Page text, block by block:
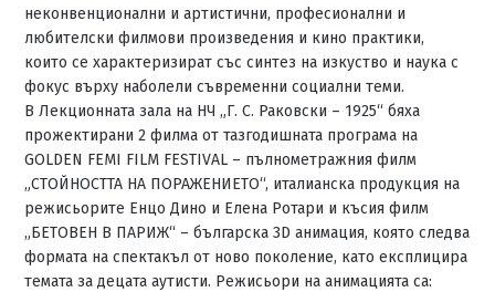
неконвенционални и артистични, професионални и
любителски филмови произведения и кино практики,
които се характеризират със синтез на изкуство и наука с
фокус върху наболели съвременни социални теми.
В Лекционната зала на НЧ „Г. С. Раковски – 1925“ бяха
прожектирани 2 филма от тазгодишната програма на
GOLDEN FEMI FILM FESTIVAL – пълнометражния филм
„СТОЙНОСТТА НА ПОРАЖЕНИЕТО“, италианска продукция на
режисьорите Енцо Дино и Елена Ротари и късия филм
„БЕТОВЕН В ПАРИЖ“ – българска 3D анимация, която следва
формата на спектакъл от ново поколение, като експлицира
темата за децата аутисти. Режисьори на анимацията са: